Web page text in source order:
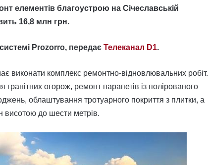
елементів благоустрою на Січеславській
16,8 млн грн.
Prozorro, передає Телеканал D1.
виконати комплекс ремонтно-відновлювальних робіт.
огорож, ремонт парапетів із полірованого
облаштування тротуарного покриття з плитки, а
висотою до шести метрів.